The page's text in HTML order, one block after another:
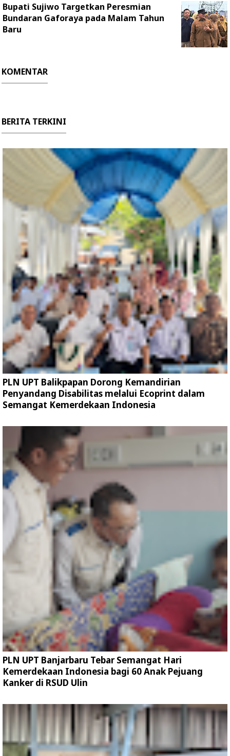
Bupati Sujiwo Targetkan Peresmian
Bundaran Gaforaya pada Malam Tahun
Baru
KOMENTAR
BERITA TERKINI
PLN UPT Balikpapan Dorong Kemandirian
Penyandang Disabilitas melalui Ecoprint dalam
Semangat Kemerdekaan Indonesia
PLN UPT Banjarbaru Tebar Semangat Hari
Kemerdekaan Indonesia bagi 60 Anak Pejuang
Kanker di RSUD Ulin